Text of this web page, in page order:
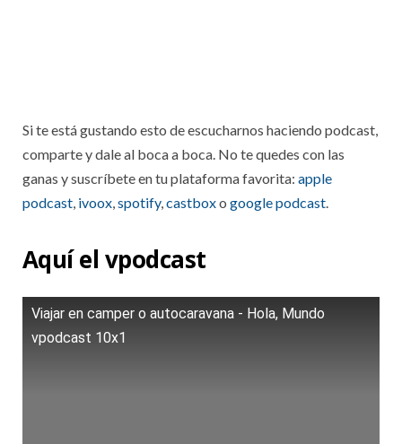
Si te está gustando esto de escucharnos haciendo podcast,
comparte y dale al boca a boca. No te quedes con las
ganas y suscríbete en tu plataforma favorita: apple
podcast ivoox spotify, castboxo google podcast
Aquí el vpodcast
Viajar en camper o autocaravana - Hola, Mundo
vpodcast 10x1